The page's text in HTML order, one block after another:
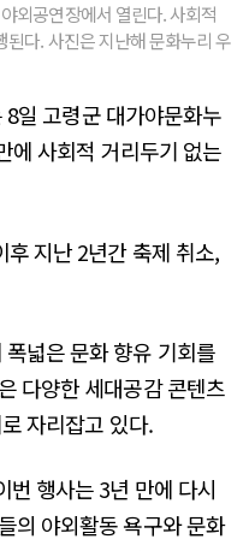
외공연장에서 열린다. 사회적
다. 사진은 지난해 문화누리 우
일 고령군 대가야문화누
에 사회적 거리두기 없는
지난 2년간 축제 취소,
넓은 문화 향유 기회를
다양한 세대공감 콘텐츠
자리잡고 있다.
번 행사는 3년 만에 다시
의 야외활동 욕구와 문화